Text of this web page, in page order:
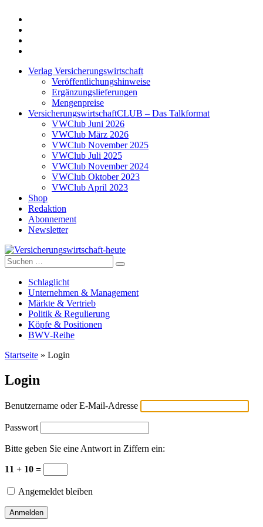
Verlag Versicherungswirtschaft
Veröffentlichungshinweise
Ergänzungslieferungen
Mengenpreise
VersicherungswirtschaftCLUB – Das Talkformat
VWClub Juni 2026
VWClub März 2026
VWClub November 2025
VWClub Juli 2025
VWClub November 2024
VWClub Oktober 2023
VWClub April 2023
Shop
Redaktion
Abonnement
Newsletter
Versicherungswirtschaft-heute
Suche
nach:
Schlaglicht
Unternehmen & Management
Märkte & Vertrieb
Politik & Regulierung
Köpfe & Positionen
BWV-Reihe
Startseite » Login
Login
Benutzername oder E-Mail-Adresse
Passwort
Bitte geben Sie eine Antwort in Ziffern ein:
11 + 10 =
Angemeldet bleiben